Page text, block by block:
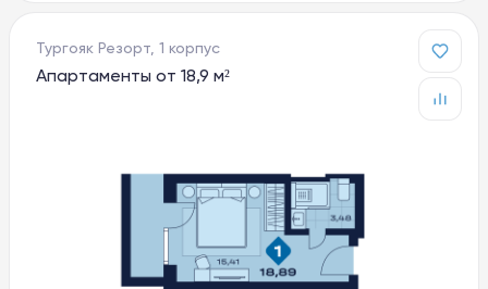
Тургояк Резорт, 1 корпус
Апартаменты от 18,9 м²